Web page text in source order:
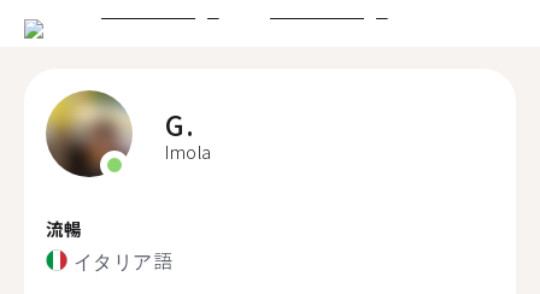
G.
Imola
流暢
イタリア語